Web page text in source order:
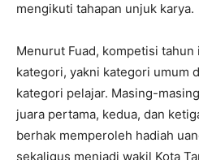
mengikuti tahapan unjuk karya.
Menurut Fuad, kompetisi tahun
kategori, yakni kategori umum
kategori pelajar. Masing-
juara pertama, kedua, dan
berhak memperoleh hadiah
sekaligus menjadi wakil Kota